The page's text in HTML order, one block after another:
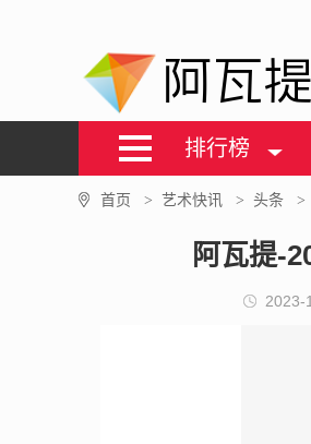
阿瓦
排行榜
首页 > 艺术快讯 > 头条 >
阿瓦提-
2023-